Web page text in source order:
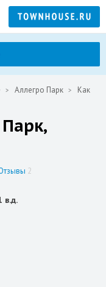
Аллегро Парк
Как
2
в.д.